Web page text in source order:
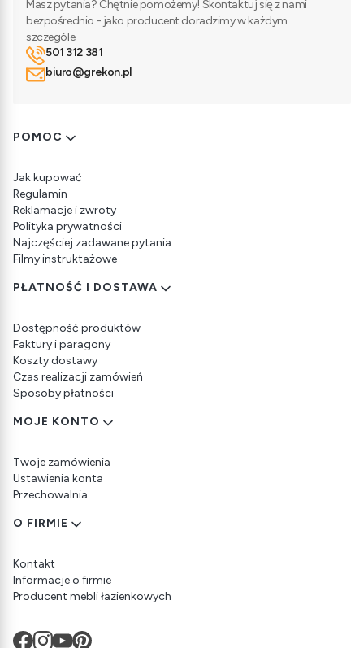
Masz pytania? Chętnie pomożemy! Skontaktuj się z nami
bezpośrednio - jako producent doradzimy w każdym
szczególe.
501 312 381
biuro@grekon.pl
Linki w stopce
POMOC
Jak kupować
Regulamin
Reklamacje i zwroty
Polityka prywatności
Najczęściej zadawane pytania
Filmy instruktażowe
PŁATNOŚĆ I DOSTAWA
Dostępność produktów
Faktury i paragony
Koszty dostawy
Czas realizacji zamówień
Sposoby płatności
MOJE KONTO
Twoje zamówienia
Ustawienia konta
Przechowalnia
O FIRMIE
Kontakt
Informacje o firmie
Producent mebli łazienkowych